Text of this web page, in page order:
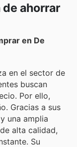
de ahorrar
en De
en el sector de
buscan
Por ello,
Gracias a sus
una amplia
alta calidad,
Su